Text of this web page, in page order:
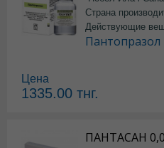
Страна
Действующие
Пантопразол
Цена
1335.00 тнг.
ПАНТАСАН